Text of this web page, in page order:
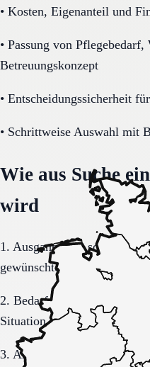
• Kosten, Eigenanteil und
• Passung von
Betreuungskonzept
• Entscheidungssicherheit
• Schrittweise Auswahl mit
Wie aus Suche
wird
1. Ausgangslage schriftlich
gewünschte Versorgungsform.
2. Bedarf konkretisieren:
Situation, Kostenrahmen.
3. Anfrage sauber